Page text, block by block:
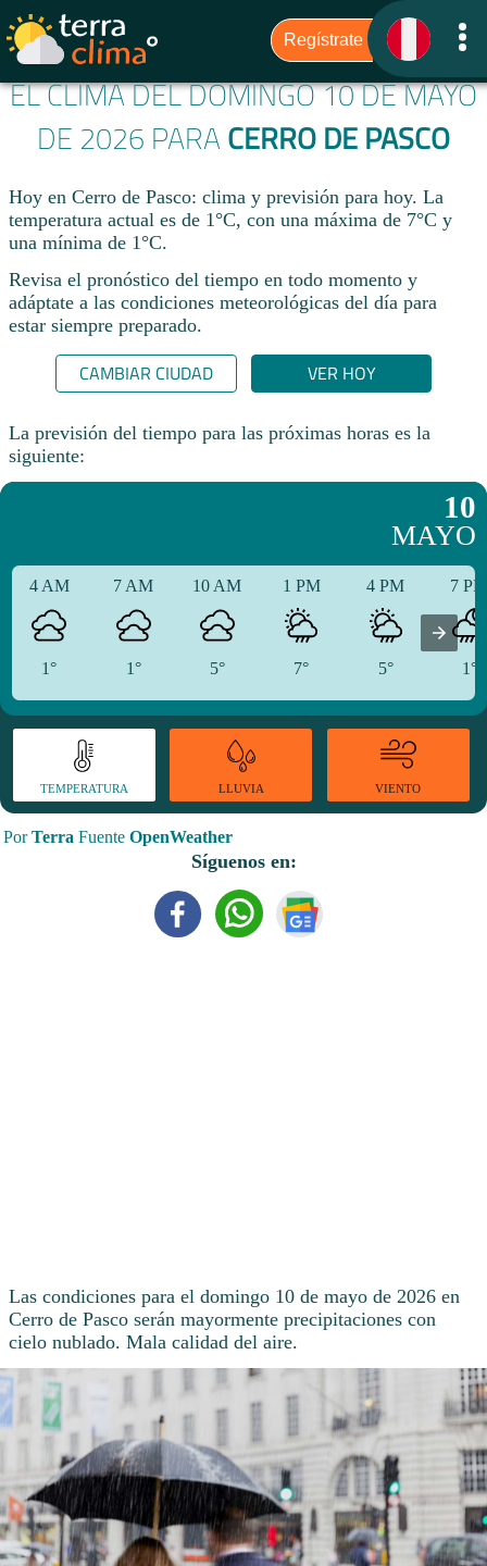
EL CLIMA DEL DOMINGO 10 DE MAYO
DE 2026 PARA CERRO DE PASCO
Hoy en Cerro de Pasco: clima y previsión para hoy. La
temperatura actual es de 1°C, con una máxima de 7°C y
una mínima de 1°C.​
Revisa el pronóstico del tiempo en todo momento y
adáptate a las condiciones meteorológicas del día para
estar siempre preparado.​
CAMBIAR CIUDAD VER HOY
La previsión del tiempo para las próximas horas es la
siguiente:
10
MAYO
4 AM
1°
7 AM
1°
10 AM
5°
1 PM
7°
4 PM
5°
7
1°
TEMPERATURA LLUVIA VIENTO
PorTerra Fuente OpenWeather
Síguenos en:
Las condiciones para el domingo 10 de mayo de 2026 en
Cerro de Pasco serán mayormente precipitaciones con
cielo nublado. Mala calidad del aire.